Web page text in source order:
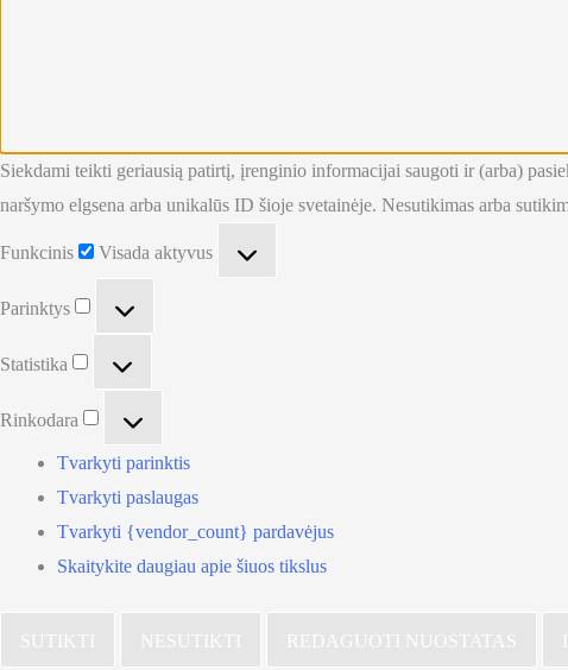
Siekdami teikti geriausią patirtį, įrenginio informacijai saugoti ir (arba)
naršymo elgsena arba unikalūs ID šioje svetainėje. Nesutikimas arba
Funkcinis Visada aktyvus
Parinktys
Statistika
Rinkodara
Tvarkyti parinktis
Tvarkyti paslaugas
Tvarkyti {vendor_count} pardavėjus
Skaitykite daugiau apie šiuos tikslus
SUTIKTI NESUTIKTI REDAGUOTI NUOSTATAS